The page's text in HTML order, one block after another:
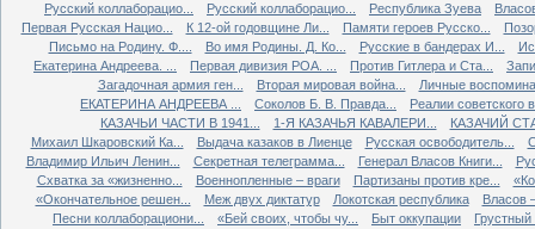
Русский коллаборацио...
Русский коллаборацио... Республика Зуева
Первая Русская Нацио...
К 12-ой годовщине Ли... Памяти героев Русско...
Письмо на Родину. Ф....
Во имя Родины. Д. Ко... Русские в бандерах И...
Екатерина Андреева. ...
Первая дивизия РОА. ... Против Гитлера и Ста...
Загадочная армия ген...
Вторая мировая война...
Личные
ЕКАТЕРИНА АНДРЕЕВА ...
Соколов Б. В. Правда...
Реалии советского
КАЗАЧЬИ ЧАСТИ В 1941...
1-Я КАЗАЧЬЯ КАВАЛЕРИ...
КАЗАЧИЙ
Михаил Шкаровский Ка...
Выдача казаков в Лиенце Русская освободитель...
Владимир Ильич Ленин...
Секретная телеграмма... Генерал Власов Книги...
Схватка за «жизненно...
Военнопленные – враги Партизаны против кре...
«Окончательное решен...
Меж двух диктатур Локотская республика
Власов
Песни коллаборациони...
«Бей своих, чтобы чу... Быт оккупации
Грустный